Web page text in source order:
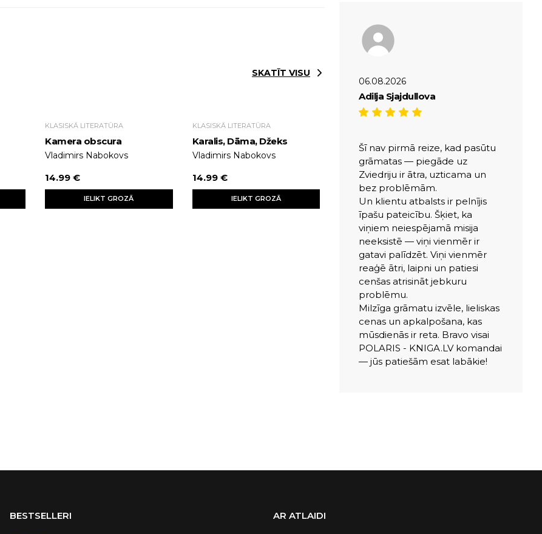
SKATĪT VISU
KLASISKĀ LITERATŪRA
Kamera obscura
Vladimirs Nabokovs
14.99 €
IELIKT GROZĀ
KLASISKĀ LITERATŪRA
Karalis, Dāma, Džeks
Vladimirs Nabokovs
14.99 €
IELIKT GROZĀ
06.08.2026
Adilja Sjajdullova
Šī nav pirmā reize, kad pasūtu
grāmatas — piegāde uz
Zviedriju ir ātra, uzticama un
bez problēmām.
Un klientu atbalsts ir pelnījis
īpašu pateicību. Šķiet, ka
viņiem neiespējamā misija
neeksistē — viņi vienmēr ir
gatavi palīdzēt. Viņi vienmēr
reaģē ātri, laipni un patiesi
cenšas atrisināt jebkuru
problēmu.
Milzīga grāmatu izvēle, lieliskas
cenas un apkalpošana, kas
mūsdienās ir reta. Bravo visai
POLARIS - KNIGA.LV komandai
— jūs patiešām esat labākie!
BESTSELLERI AR ATLAIDI